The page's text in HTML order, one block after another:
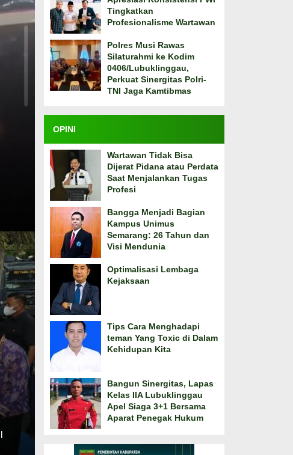
Tingkatkan
Profesionalisme Wartawan
Polres Musi Rawas
Silaturahmi ke Kodim
0406/Lubuklinggau,
Perkuat Sinergitas Polri-
TNI Jaga Kamtibmas
OPINI
Wartawan Tidak Bisa
Dijerat Pidana atau Perdata
Saat Menjalankan Tugas
Profesi
Bangga Menjadi Bagian
Kampus Unimus
Semarang: 26 Tahun dan
Visi Mendunia
Optimalisasi Lembaga
Kejaksaan
Tips Cara Menghadapi
teman Yang Toxic di Dalam
Kehidupan Kita
Bangun Sinergitas, Lapas
Kelas IIA Lubuklinggau
Apel Siaga 3+1 Bersama
Aparat Penegak Hukum